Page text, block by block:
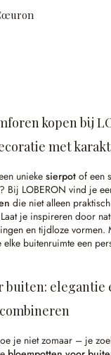
kopen bij
met
unieke sierpot of een
Bij LOBERON vind je
die niet alleen
je inspireren door
en tijdloze vormen.
buitenruimte een
buiten: elegantie
je niet zomaar – je